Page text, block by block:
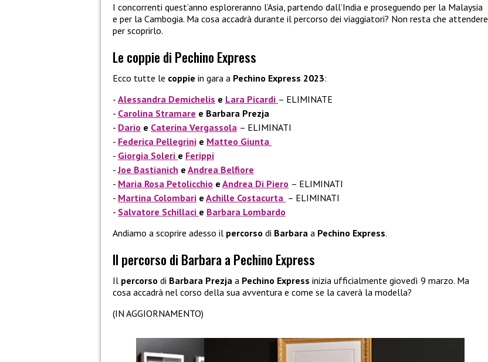
I concorrenti quest’anno esploreranno l’Asia, partendo dall’India e proseguendo per la Malaysia
e per la Cambogia. Ma cosa accadrà durante il percorso dei viaggiatori? Non resta che attendere
per scoprirlo.
Le coppie di Pechino Express
Ecco tutte le coppie in gara a Pechino Express 2023:
Alessandra Demichelis e Lara Picardi – ELIMINATE
Carolina Stramare e Barbara Prezja
Dario e Caterina Vergassola – ELIMINATI
Federica Pellegrini e Matteo Giunta
Giorgia Soleri e Ferippi
Joe Bastianich e Andrea Belfiore
Maria Rosa Petolicchio e Andrea Di Piero – ELIMINATI
Martina Colombari e Achille Costacurta – ELIMINATI
Salvatore Schillaci e Barbara Lombardo
Andiamo a scoprire adesso il percorso di Barbara a Pechino Express.
Il percorso di Barbara a Pechino Express
Il percorso di Barbara Prezja a Pechino Express inizia ufficialmente giovedì 9 marzo. Ma
cosa accadrà nel corso della sua avventura e come se la caverà la modella?
(IN AGGIORNAMENTO)